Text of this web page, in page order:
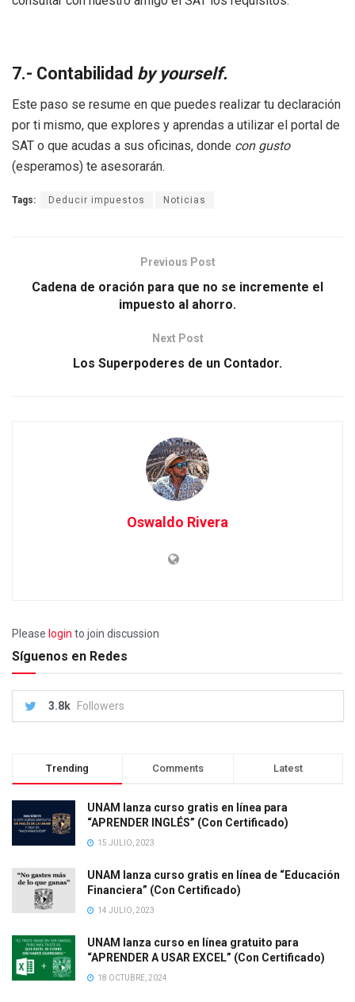
7.- Contabilidad by yourself.
Este paso se resume en que puedes realizar tu declaración
por ti mismo, que explores y aprendas a utilizar el portal de
SAT o que acudas a sus oficinas, donde con gusto
(esperamos) te asesorarán.
Tags: Deducir impuestos Noticias
Previous Post
Cadena de oración para que no se incremente el
impuesto al ahorro.
Next Post
Los Superpoderes de un Contador.
Oswaldo Rivera
Please login to join discussion
Síguenos en Redes
3.8k Followers
Trending Comments Latest
UNAM lanza curso gratis en línea para
“APRENDER INGLÉS” (Con Certificado)
15 JULIO, 2023
UNAM lanza curso gratis en línea de “Educación
Financiera” (Con Certificado)
14 JULIO, 2023
UNAM lanza curso en línea gratuito para
“APRENDER A USAR EXCEL” (Con Certificado)
18 OCTUBRE, 2024